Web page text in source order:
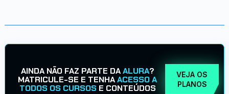
AINDA NÃO FAZ PARTE DAALURA?
MATRICULE-SE E TENHAACESSO A
TODOS OS CURSOS E CONTEÚDOS
VEJA OS
PLANOS